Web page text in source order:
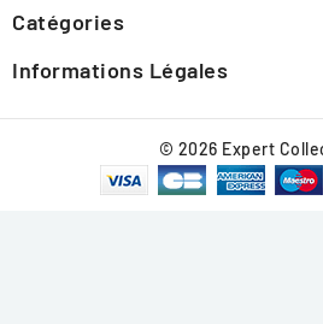
Catégories
Informations Légales
© 2026 Expert